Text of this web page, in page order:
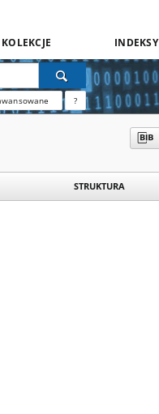
KOLEKCJE INDEKSY
?
STRUKTURA